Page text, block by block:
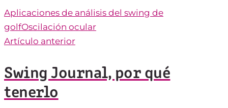
Aplicaciones de análisis del swing de
golfOscilación ocular
Artículo anterior
Swing Journal, por qué
tenerlo